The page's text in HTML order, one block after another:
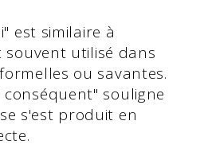
est similaire à
souvent utilisé dans
ou savantes.
souligne
s'est produit en